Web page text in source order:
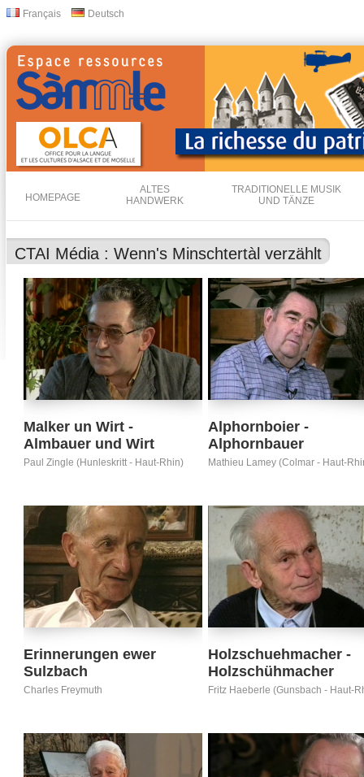
Français Deutsch
HOMEPAGE
ALTES
HANDWERK
TRADITIONELLE MUSIK
UND TÄNZE
CTAI Média : Wenn's Minschtertàl verzählt
Malker un Wirt -
Almbauer und Wirt
Paul Zingle (Hunleskritt - Haut-Rhin)
Alphornboier -
Alphornbauer
Mathieu Lamey (Colmar - Haut-
Erinnerungen ewer
Sulzbach
Charles Freymuth
Holzschuehmacher -
Holzschühmacher
Fritz Haeberle (Gunsbach - Haut-